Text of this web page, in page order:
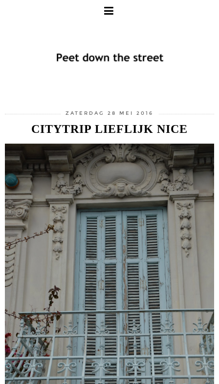
ZATERDAG 28 MEI 2016
CITYTRIP LIEFLIJK NICE